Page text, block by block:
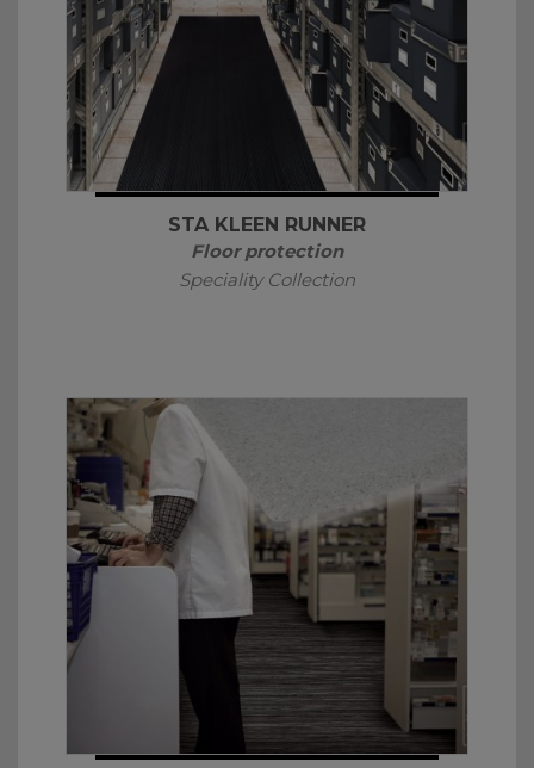
STA KLEEN RUNNER
Floor protection
Speciality Collection